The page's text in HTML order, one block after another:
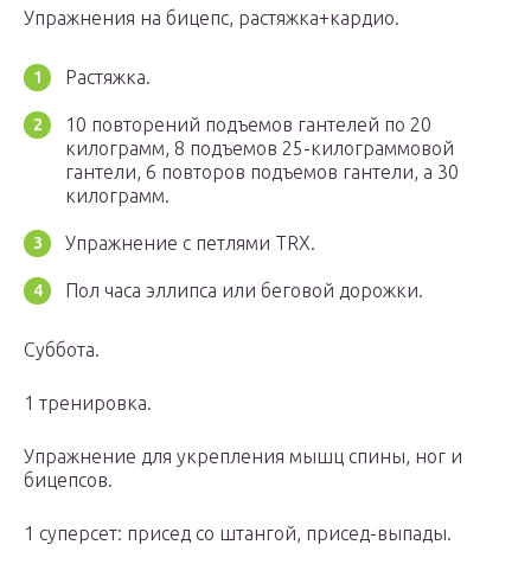
Упражнения на бицепс, растяжка+кардио.
Растяжка.
10 повторений подъемов гантелей по 20
килограмм, 8 подъемов 25-килограммовой
гантели, 6 повторов подъемов гантели, а 30
килограмм.
Упражнение с петлями TRX.
Пол часа эллипса или беговой дорожки.
Суббота.
1 тренировка.
Упражнение для укрепления мышц спины, ног и
бицепсов.
1 суперсет: присед со штангой, присед-выпады.